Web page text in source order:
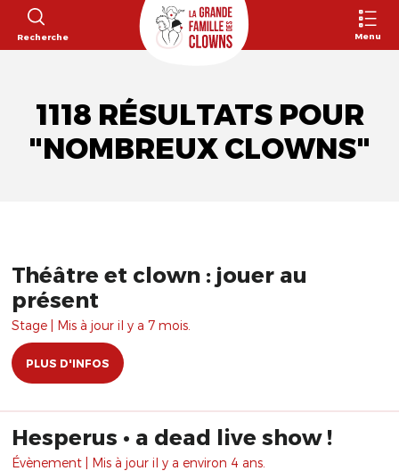
Recherche Menu
1118 RÉSULTATS POUR
"NOMBREUX CLOWNS"
Théâtre et clown : jouer au
présent
Stage | Mis à jour il y a 7 mois.
PLUS D'INFOS
Hesperus • a dead live show !
Évènement | Mis à jour il y a environ 4 ans.